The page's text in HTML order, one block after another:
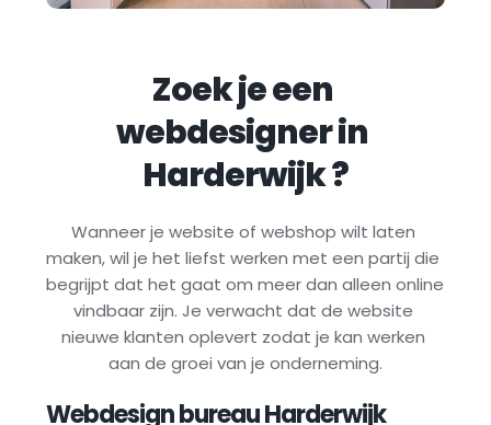
Zoek je een
Harderwijk ?
Wanneer je website of webshop wilt laten
maken, wil je het liefst werken met een partij die
begrijpt dat het gaat om meer dan alleen online
vindbaar zijn. Je verwacht dat de website
nieuwe klanten oplevert zodat je kan werken
aan de groei van je onderneming.
Webdesign bureau Harderwijk